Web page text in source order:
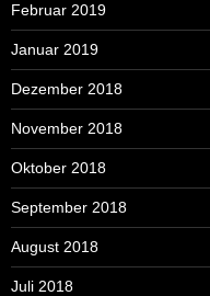
Februar 2019
Januar 2019
Dezember 2018
November 2018
Oktober 2018
September 2018
August 2018
Juli 2018